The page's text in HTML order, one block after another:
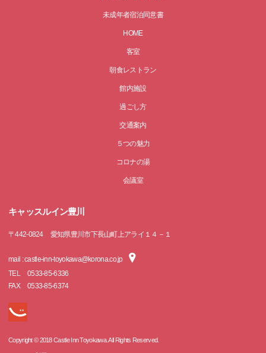
未成年者宿泊同意書
HOME
客室
朝食レストラン
館内施設
過ごし方
交通案内
５つの魅力
コロナの湯
会議室
キャッスルイン豊川
〒442-0824 愛知県豊川市下長山町上アライ１４－１
mail : castle-inn-toyokawa@korona.co.jp
TEL
0533-85-6336
FAX
0533-85-6374
Copyright © 2018 Castle Inn Toyokawa. All Rights Reserved.